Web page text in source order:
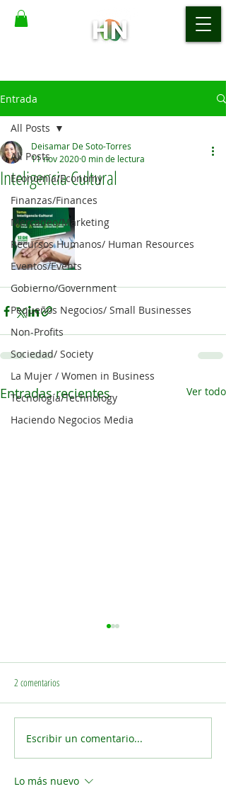
Entrada
All Posts
Economía/Economy
Finanzas/Finances
Mercadeo/Marketing
Recursos Humanos/ Human Resources
Eventos/Events
Gobierno/Government
Pequeños Negocios/ Small Businesses
Non-Profits
Sociedad/ Society
La Mujer / Women in Business
Tecnología/Technology
Haciendo Negocios Media
All Posts
Inteligencia Cultural
Deisamar De Soto-Torres
11 nov 20200 min de lectura
Entradas recientes Ver todo
Cómo Bette Graham Convirtió un
Error Cotidiano en un Negocio
Multimillonario: La Historia Detrás
2 comentarios
Escribir un comentario...
Lo más nuevo